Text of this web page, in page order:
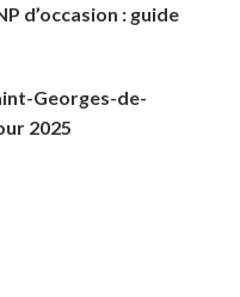
d’occasion : guide
Georges-de-
2025